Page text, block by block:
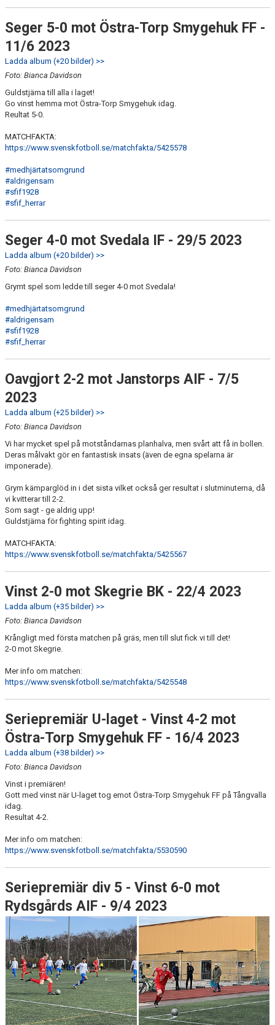
Seger 5-0 mot Östra-Torp Smygehuk FF -
11/6 2023
Ladda album (+20 bilder) >>
Foto: Bianca Davidson
Guldstjärna till alla i laget!
Go vinst hemma mot Östra-Torp Smygehuk idag.
Reultat 5-0.
MATCHFAKTA:
https://www.svenskfotboll.se/matchfakta/5425578
#medhjärtatsomgrund
#aldrigensam
#sfif1928
#sfif_herrar
Seger 4-0 mot Svedala IF - 29/5 2023
Ladda album (+20 bilder) >>
Foto: Bianca Davidson
Grymt spel som ledde till seger 4-0 mot Svedala!
#medhjärtatsomgrund
#aldrigensam
#sfif1928
#sfif_herrar
Oavgjort 2-2 mot Janstorps AIF - 7/5
2023
Ladda album (+25 bilder) >>
Foto: Bianca Davidson
Vi har mycket spel på motståndarnas planhalva, men svårt att få in bollen.
Deras målvakt gör en fantastisk insats (även de egna spelarna är
imponerade).
Grym kämparglöd in i det sista vilket också ger resultat i slutminuterna, då
vi kvitterar till 2-2.
Som sagt - ge aldrig upp!
Guldstjärna för fighting spirit idag.
MATCHFAKTA:
https://www.svenskfotboll.se/matchfakta/5425567
Vinst 2-0 mot Skegrie BK - 22/4 2023
Ladda album (+35 bilder) >>
Foto: Bianca Davidson
Krångligt med första matchen på gräs, men till slut fick vi till det!
2-0 mot Skegrie.
Mer info om matchen:
https://www.svenskfotboll.se/matchfakta/5425548
Seriepremiär U-laget - Vinst 4-2 mot
Östra-Torp Smygehuk FF - 16/4 2023
Ladda album (+38 bilder) >>
Foto: Bianca Davidson
Vinst i premiären!
Gott med vinst när U-laget tog emot Östra-Torp Smygehuk FF på Tångvalla
idag.
Resultat 4-2.
Mer info om matchen:
https://www.svenskfotboll.se/matchfakta/5530590
Seriepremiär div 5 - Vinst 6-0 mot
Rydsgårds AIF - 9/4 2023